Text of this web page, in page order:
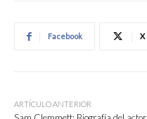
Facebook X
ARTÍCULO ANTERIOR